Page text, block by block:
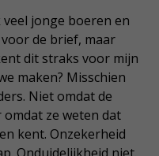
jonge boeren en
de brief, maar
dit straks voor mijn
maken? Misschien
Niet omdat de
ze weten dat
kent. Onzekerheid